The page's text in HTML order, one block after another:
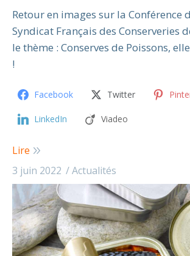
Retour en images sur la Conférence
Syndicat Français des Conserveries
le thème : Conserves de Poissons,
!
Facebook Twitter
LinkedIn Viadeo
Lire
3 juin 2022
Actualités